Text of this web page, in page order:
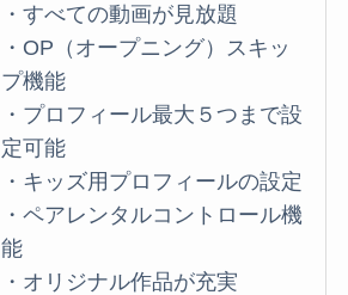
・すべての動画が見放題
・OP（オープニング）スキッ
プ機能
・プロフィール最大５つまで設
定可能
・キッズ用プロフィールの設定
・ペアレンタルコントロール機
能
・オリジナル作品が充実